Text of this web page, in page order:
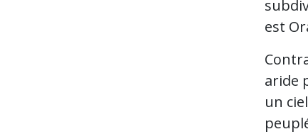
est
aride
un